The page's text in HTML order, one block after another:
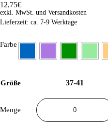
12,75€
exkl. MwSt. und Versandkosten
Lieferzeit: ca. 7-9 Werktage
Farbe
Größe 37-41
Menge